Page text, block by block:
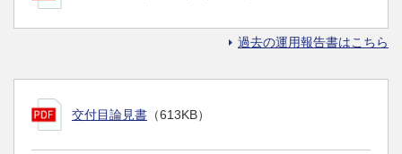
過去の運用報告書はこちら
交付目論見書 （613KB）